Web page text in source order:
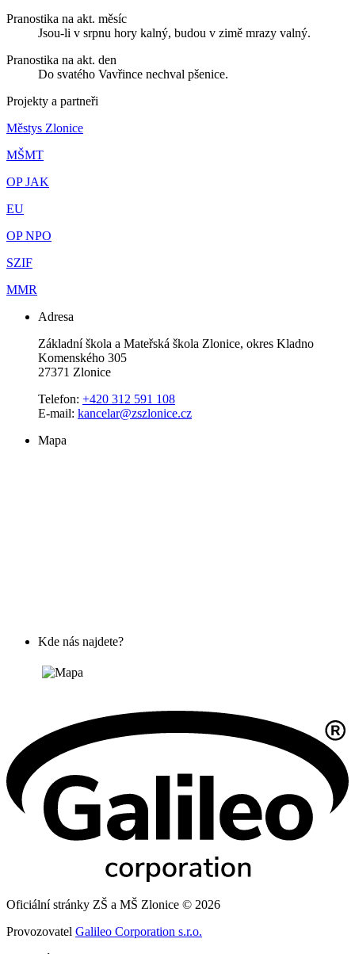
Pranostika na akt. měsíc
Jsou-li v srpnu hory kalný, budou v zimě mrazy valný.
Pranostika na akt. den
Do svatého Vavřince nechval pšenice.
Projekty a partneři
Městys Zlonice
MŠMT
OP JAK
EU
OP NPO
SZIF
MMR
Adresa
Základní škola a Mateřská škola Zlonice, okres Kladno
Komenského 305
27371 Zlonice
Telefon: +420 312 591 108
E-mail: kancelar@zszlonice.cz
Mapa
Kde nás najdete?
Oficiální stránky ZŠ a MŠ Zlonice © 2026
Provozovatel Galileo Corporation s.r.o.